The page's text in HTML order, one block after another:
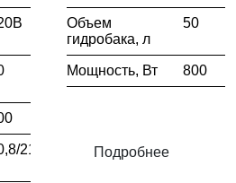
21,8
Объем
гидробака, л
50
Мощность, Вт 800
Подробнее